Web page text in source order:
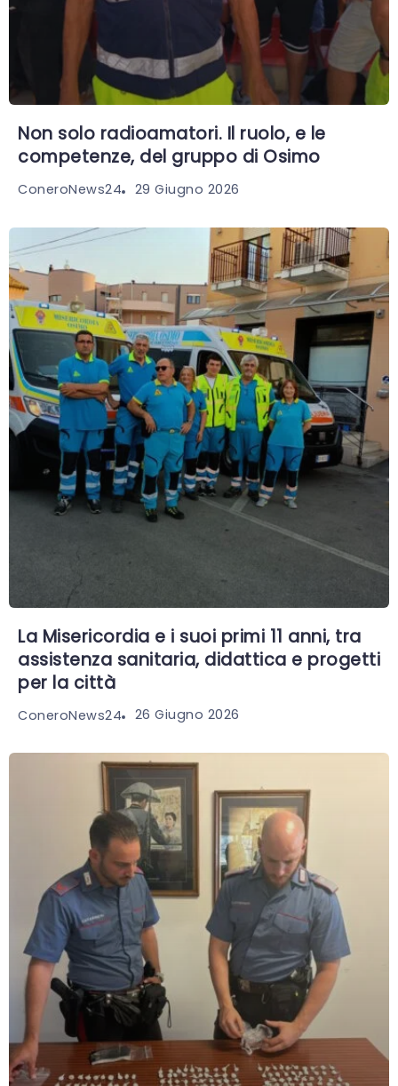
Non solo radioamatori. Il ruolo, e le
competenze, del gruppo di Osimo
ConeroNews24 29 Giugno 2026
La Misericordia e i suoi primi 11 anni, tra
assistenza sanitaria, didattica e progetti
per la città
ConeroNews24 26 Giugno 2026